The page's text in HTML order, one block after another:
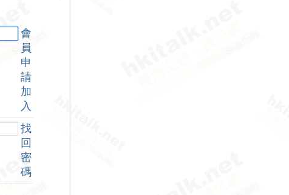
會
員
申
請
加
入
找
回
密
碼